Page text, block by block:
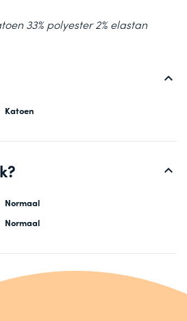
33% polyester 2% elastan
Katoen
Normaal
Normaal